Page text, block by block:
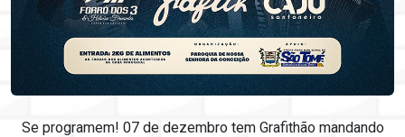
Se programem! 07 de dezembro tem Grafithão mandando